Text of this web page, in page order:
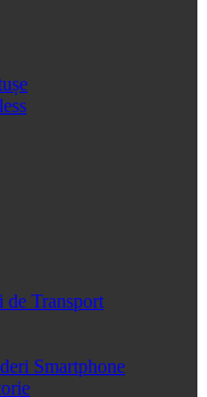
de Transport
Smartphone